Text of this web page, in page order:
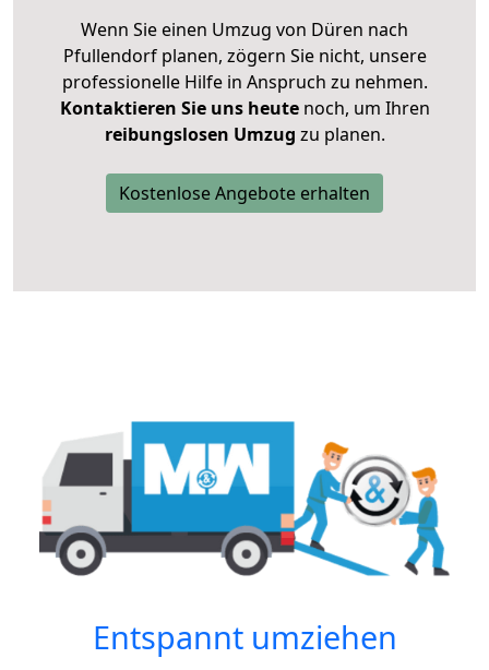
Wenn Sie einen Umzug von Düren nach
Pfullendorf planen, zögern Sie nicht, unsere
professionelle Hilfe in Anspruch zu nehmen.
Kontaktieren Sie uns heutenoch, um Ihren
reibungslosen Umzug zu planen.
Kostenlose Angebote erhalten
Entspannt umziehen